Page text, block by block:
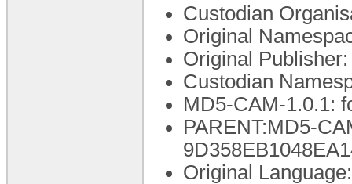
Custodian
Original
Original
Custodian
MD5-CAM-1.0.1:
PARENT:MD5-
Original